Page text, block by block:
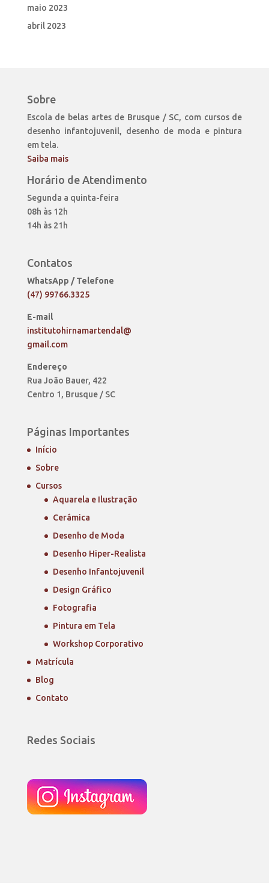
maio 2023
abril 2023
Sobre
Escola de belas artes de Brusque / SC, com cursos de
desenho infantojuvenil, desenho de moda e pintura
em tela.
Saiba mais
Horário de Atendimento
Segunda a quinta-feira
08h às 12h
14h às 21h
Contatos
WhatsApp / Telefone
(47) 99766.3325
E-mail
institutohirnamartendal@
gmail.com
Endereço
Rua João Bauer, 422
Centro 1, Brusque / SC
Páginas Importantes
Início
Sobre
Cursos
Aquarela e Ilustração
Cerâmica
Desenho de Moda
Desenho Hiper-Realista
Desenho Infantojuvenil
Design Gráfico
Fotografia
Pintura em Tela
Workshop Corporativo
Matrícula
Blog
Contato
Redes Sociais